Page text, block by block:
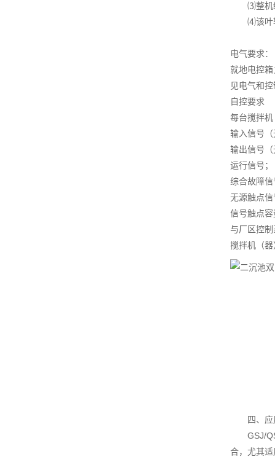
⑶整机结
⑷该叶轮
电气要求：
就地电控
见电气和
自控要求
每台搅拌
输入信号
输出信号
运行信号；
综合故障信
无源触点
信号触点
与厂区控
搅拌机（
四、应
GSJ/QSJ
合，尤其